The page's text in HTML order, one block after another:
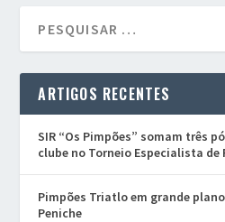
ARTIGOS RECENTES
SIR “Os Pimpões” somam três
clube no Torneio Especialista de
Pimpões Triatlo em grande
Peniche